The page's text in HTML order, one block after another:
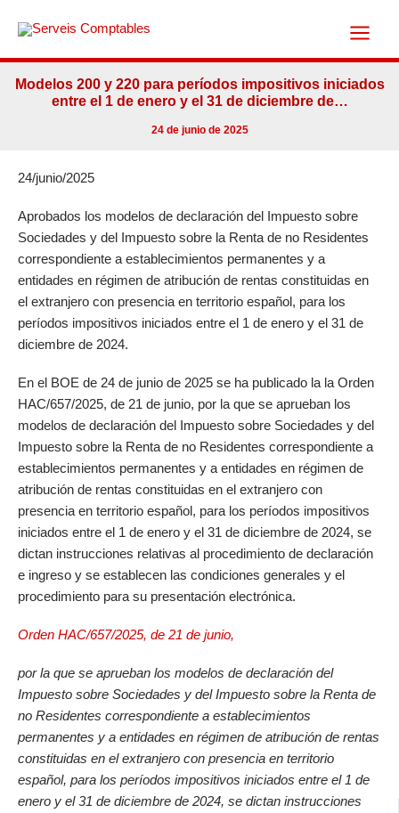
Modelos 200 y 220 para períodos impositivos iniciados
entre el 1 de enero y el 31 de diciembre de…
24 de junio de 2025
24/junio/2025
Aprobados los modelos de declaración del Impuesto sobre
Sociedades y del Impuesto sobre la Renta de no Residentes
correspondiente a establecimientos permanentes y a
entidades en régimen de atribución de rentas constituidas en
el extranjero con presencia en territorio español, para los
períodos impositivos iniciados entre el 1 de enero y el 31 de
diciembre de 2024.
En el BOE de 24 de junio de 2025 se ha publicado la la Orden
HAC/657/2025, de 21 de junio, por la que se aprueban los
modelos de declaración del Impuesto sobre Sociedades y del
Impuesto sobre la Renta de no Residentes correspondiente a
establecimientos permanentes y a entidades en régimen de
atribución de rentas constituidas en el extranjero con
presencia en territorio español, para los períodos impositivos
iniciados entre el 1 de enero y el 31 de diciembre de 2024, se
dictan instrucciones relativas al procedimiento de declaración
e ingreso y se establecen las condiciones generales y el
procedimiento para su presentación electrónica.
Orden HAC/657/2025, de 21 de junio,
por la que se aprueban los modelos de declaración del
Impuesto sobre Sociedades y del Impuesto sobre la Renta de
no Residentes correspondiente a establecimientos
permanentes y a entidades en régimen de atribución de rentas
constituidas en el extranjero con presencia en territorio
español, para los períodos impositivos iniciados entre el 1 de
enero y el 31 de diciembre de 2024, se dictan instrucciones